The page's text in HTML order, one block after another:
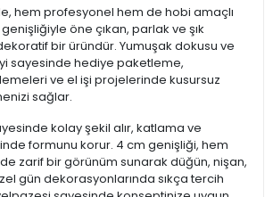
hem profesyonel hem de hobi amaçlı
öne çıkan, parlak ve şık
bir üründür. Yumuşak dokusu ve
sayesinde hediye paketleme,
ve el işi projelerinde kusursuz
sağlar.
kolay şekil alır, katlama ve
formunu korur. 4 cm genişliği, hem
zarif bir görünüm sunarak düğün, nişan,
gün dekorasyonlarında sıkça tercih